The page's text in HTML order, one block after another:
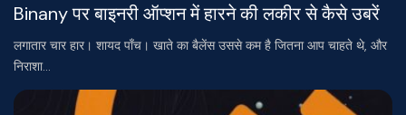
Binany पर बाइनरी ऑप्शन में हारने की लकीर से कैसे उबरें
लगातार चार हार। शायद पाँच। खाते का बैलेंस उससे कम है जितना आप चाहते थे, और
निराशा…